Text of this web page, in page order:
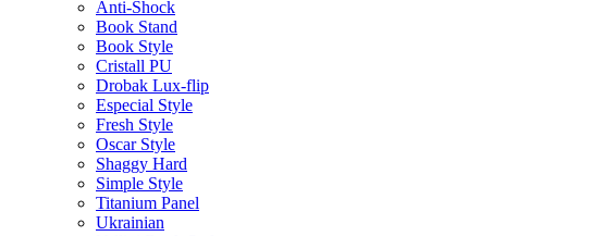
Anti-Shock
Book Stand
Book Style
Cristall PU
Drobak Lux-flip
Especial Style
Fresh Style
Oscar Style
Shaggy Hard
Simple Style
Titanium Panel
Ukrainian